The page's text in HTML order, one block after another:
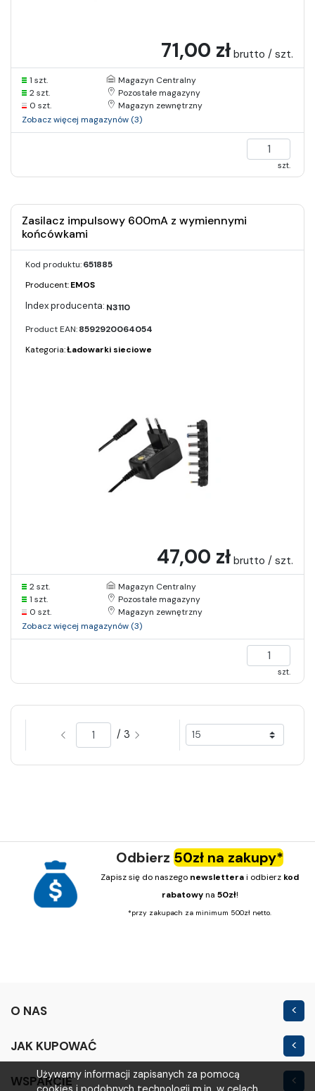
Używamy informacji zapisanych za pomocą
71,00 zł brutto / szt.
1 szt.
Magazyn Centralny
2 szt.
Pozostałe magazyny
0 szt.
Magazyn zewnętrzny
Zobacz więcej magazynów (3)
szt.
Zasilacz impulsowy 600mA z wymiennymi
końcówkami
Kod produktu:651885
Producent:EMOS
N3110
Product EAN:8592920064054
Kategoria:Ładowarki sieciowe
47,00 zł brutto / szt.
2 szt.
Magazyn Centralny
1 szt.
Pozostałe magazyny
0 szt.
Magazyn zewnętrzny
Zobacz więcej magazynów (3)
szt.
/ 3
Odbierz 50zł na zakupy*
Zapisz się do naszego newsletterai odbierz kod
rabatowyna 50zł!
*przy zakupach za minimum 500zł netto.
O NAS
Outlet
JAK KUPOWAĆ
Regulamin sklepu
WSPARCIE